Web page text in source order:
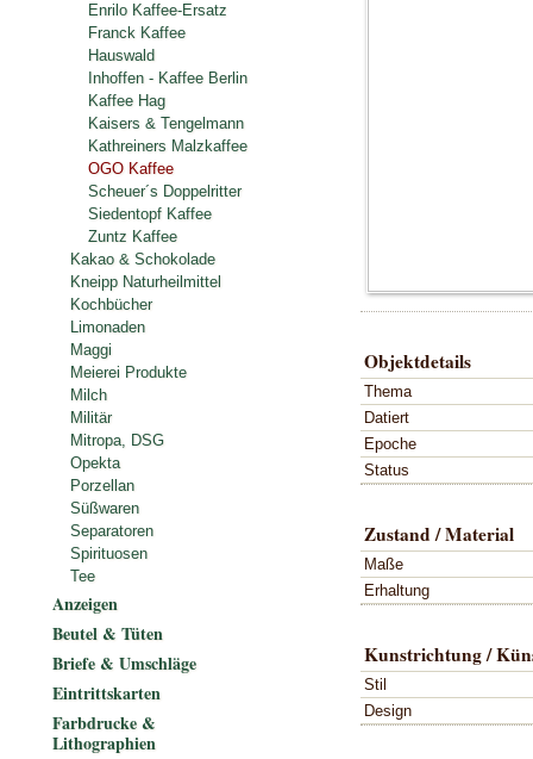
Objektdetails
Thema
Datiert
Epoche
Status
Zustand / Material
Maße
Erhaltung
Kunstrichtung /
Stil
Design
Enrilo Kaffee-Ersatz
Franck Kaffee
Hauswald
Inhoffen - Kaffee Berlin
Kaffee Hag
Kaisers & Tengelmann
Kathreiners Malzkaffee
OGO Kaffee
Scheuer´s Doppelritter
Siedentopf Kaffee
Zuntz Kaffee
Kakao & Schokolade
Kneipp Naturheilmittel
Kochbücher
Limonaden
Maggi
Meierei Produkte
Milch
Militär
Mitropa, DSG
Opekta
Porzellan
Süßwaren
Separatoren
Spirituosen
Tee
Anzeigen
Beutel & Tüten
Briefe & Umschläge
Eintrittskarten
Farbdrucke &
Lithographien